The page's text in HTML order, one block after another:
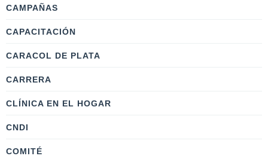
CAMPAÑAS
CAPACITACIÓN
CARACOL DE PLATA
CARRERA
CLÍNICA EN EL HOGAR
CNDI
COMITÉ